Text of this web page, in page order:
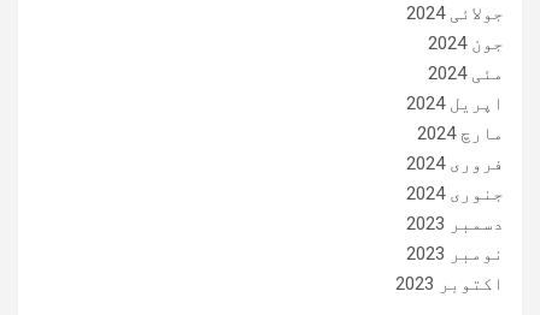
جولائی 2024
جون 2024
مئی 2024
اپریل 2024
مارچ 2024
فروری 2024
جنوری 2024
دسمبر 2023
نومبر 2023
اکتوبر 2023